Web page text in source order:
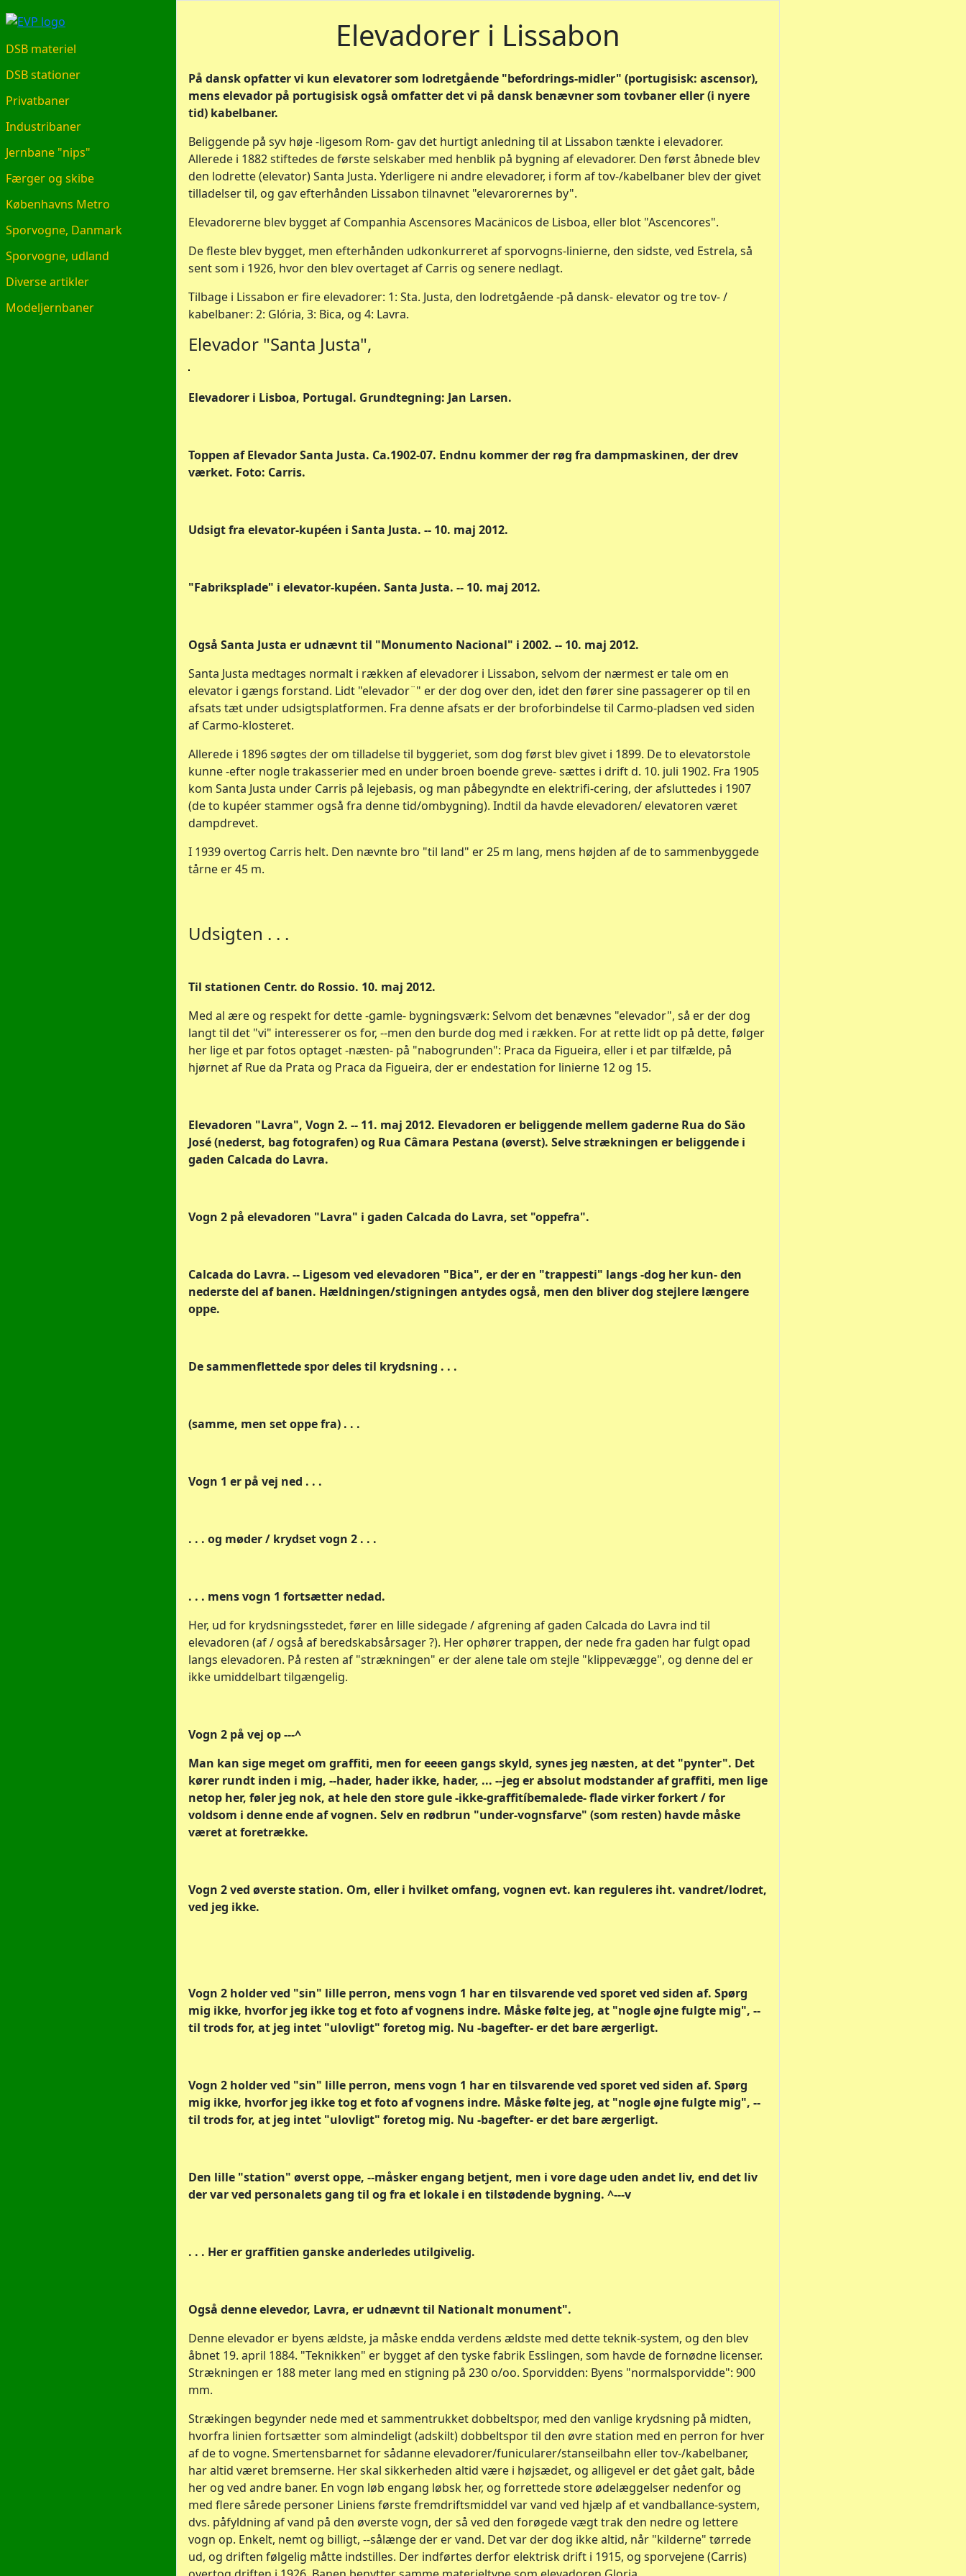
EVP.DK
DSB materiel
DSB stationer
Privatbaner
Industribaner
Jernbane "nips"
Færger og skibe
Københavns Metro
Sporvogne, Danmark
Sporvogne, udland
Diverse artikler
Modeljernbaner
Elevadorer i Lissabon
På dansk opfatter vi kun elevatorer som lodretgående "befordrings-midler" (portugisisk: ascensor),
mens elevador på portugisisk også omfatter det vi på dansk benævner som tovbaner eller (i nyere
tid) kabelbaner.
Beliggende på syv høje -ligesom Rom- gav det hurtigt anledning til at Lissabon tænkte i elevadorer.
Allerede i 1882 stiftedes de første selskaber med henblik på bygning af elevadorer. Den først åbnede blev
den lodrette (elevator) Santa Justa. Yderligere ni andre elevadorer, i form af tov-/kabelbaner blev der givet
tilladelser til, og gav efterhånden Lissabon tilnavnet "elevarorernes by".
Elevadorerne blev bygget af Companhia Ascensores Macänicos de Lisboa, eller blot "Ascencores".
De fleste blev bygget, men efterhånden udkonkurreret af sporvogns-linierne, den sidste, ved Estrela, så
sent som i 1926, hvor den blev overtaget af Carris og senere nedlagt.
Tilbage i Lissabon er fire elevadorer: 1: Sta. Justa, den lodretgående -på dansk- elevator og tre tov- /
kabelbaner: 2: Glória, 3: Bica, og 4: Lavra.
Elevador "Santa Justa",
Elevadorer i Lisboa, Portugal. Grundtegning: Jan Larsen.
Toppen af Elevador Santa Justa. Ca.1902-07. Endnu kommer der røg fra dampmaskinen, der drev
værket. Foto: Carris.
Udsigt fra elevator-kupéen i Santa Justa. -- 10. maj 2012.
"Fabriksplade" i elevator-kupéen. Santa Justa. -- 10. maj 2012.
Også Santa Justa er udnævnt til "Monumento Nacional" i 2002. -- 10. maj 2012.
Santa Justa medtages normalt i rækken af elevadorer i Lissabon, selvom der nærmest er tale om en
elevator i gængs forstand. Lidt "elevador¨" er der dog over den, idet den fører sine passagerer op til en
afsats tæt under udsigtsplatformen. Fra denne afsats er der broforbindelse til Carmo-pladsen ved siden
af Carmo-klosteret.
Allerede i 1896 søgtes der om tilladelse til byggeriet, som dog først blev givet i 1899. De to elevatorstole
kunne -efter nogle trakasserier med en under broen boende greve- sættes i drift d. 10. juli 1902. Fra 1905
kom Santa Justa under Carris på lejebasis, og man påbegyndte en elektrifi-cering, der afsluttedes i 1907
(de to kupéer stammer også fra denne tid/ombygning). Indtil da havde elevadoren/ elevatoren været
dampdrevet.
I 1939 overtog Carris helt. Den nævnte bro "til land" er 25 m lang, mens højden af de to sammenbyggede
tårne er 45 m.
Udsigten . . .
Til stationen Centr. do Rossio. 10. maj 2012.
Med al ære og respekt for dette -gamle- bygningsværk: Selvom det benævnes "elevador", så er der dog
langt til det "vi" interesserer os for, --men den burde dog med i rækken. For at rette lidt op på dette, følger
her lige et par fotos optaget -næsten- på "nabogrunden": Praca da Figueira, eller i et par tilfælde, på
hjørnet af Rue da Prata og Praca da Figueira, der er endestation for linierne 12 og 15.
Elevadoren "Lavra", Vogn 2. -- 11. maj 2012. Elevadoren er beliggende mellem gaderne Rua do Säo
José (nederst, bag fotografen) og Rua Câmara Pestana (øverst). Selve strækningen er beliggende i
gaden Calcada do Lavra.
Vogn 2 på elevadoren "Lavra" i gaden Calcada do Lavra, set "oppefra".
Calcada do Lavra. -- Ligesom ved elevadoren "Bica", er der en "trappesti" langs -dog her kun- den
nederste del af banen. Hældningen/stigningen antydes også, men den bliver dog stejlere længere
oppe.
De sammenflettede spor deles til krydsning . . .
(samme, men set oppe fra) . . .
Vogn 1 er på vej ned . . .
. . . og møder / krydset vogn 2 . . .
. . . mens vogn 1 fortsætter nedad.
Her, ud for krydsningsstedet, fører en lille sidegade / afgrening af gaden Calcada do Lavra ind til
elevadoren (af / også af beredskabsårsager ?). Her ophører trappen, der nede fra gaden har fulgt opad
langs elevadoren. På resten af "strækningen" er der alene tale om stejle "klippevægge", og denne del er
ikke umiddelbart tilgængelig.
Vogn 2 på vej op ---^
Man kan sige meget om graffiti, men for eeeen gangs skyld, synes jeg næsten, at det "pynter". Det
kører rundt inden i mig, --hader, hader ikke, hader, ... --jeg er absolut modstander af graffiti, men lige
netop her, føler jeg nok, at hele den store gule -ikke-graffitíbemalede- flade virker forkert / for
voldsom i denne ende af vognen. Selv en rødbrun "under-vognsfarve" (som resten) havde måske
været at foretrække.
Vogn 2 ved øverste station. Om, eller i hvilket omfang, vognen evt. kan reguleres iht. vandret/lodret,
ved jeg ikke.
Vogn 2 holder ved "sin" lille perron, mens vogn 1 har en tilsvarende ved sporet ved siden af. Spørg
mig ikke, hvorfor jeg ikke tog et foto af vognens indre. Måske følte jeg, at "nogle øjne fulgte mig", --
til trods for, at jeg intet "ulovligt" foretog mig. Nu -bagefter- er det bare ærgerligt.
Vogn 2 holder ved "sin" lille perron, mens vogn 1 har en tilsvarende ved sporet ved siden af. Spørg
mig ikke, hvorfor jeg ikke tog et foto af vognens indre. Måske følte jeg, at "nogle øjne fulgte mig", --
til trods for, at jeg intet "ulovligt" foretog mig. Nu -bagefter- er det bare ærgerligt.
Den lille "station" øverst oppe, --måsker engang betjent, men i vore dage uden andet liv, end det liv
der var ved personalets gang til og fra et lokale i en tilstødende bygning. ^---v
. . . Her er graffitien ganske anderledes utilgivelig.
Også denne elevedor, Lavra, er udnævnt til Nationalt monument".
Denne elevador er byens ældste, ja måske endda verdens ældste med dette teknik-system, og den blev
åbnet 19. april 1884. "Teknikken" er bygget af den tyske fabrik Esslingen, som havde de fornødne licenser.
Strækningen er 188 meter lang med en stigning på 230 o/oo. Sporvidden: Byens "normalsporvidde": 900
mm.
Strækingen begynder nede med et sammentrukket dobbeltspor, med den vanlige krydsning på midten,
hvorfra linien fortsætter som almindeligt (adskilt) dobbeltspor til den øvre station med en perron for hver
af de to vogne. Smertensbarnet for sådanne elevadorer/funicularer/stanseilbahn eller tov-/kabelbaner,
har altid været bremserne. Her skal sikkerheden altid være i højsædet, og alligevel er det gået galt, både
her og ved andre baner. En vogn løb engang løbsk her, og forrettede store ødelæggelser nedenfor og
med flere sårede personer Liniens første fremdriftsmiddel var vand ved hjælp af et vandballance-system,
dvs. påfyldning af vand på den øverste vogn, der så ved den forøgede vægt trak den nedre og lettere
vogn op. Enkelt, nemt og billigt, --sålænge der er vand. Det var der dog ikke altid, når "kilderne" tørrede
ud, og driften følgelig måtte indstilles. Der indførtes derfor elektrisk drift i 1915, og sporvejene (Carris)